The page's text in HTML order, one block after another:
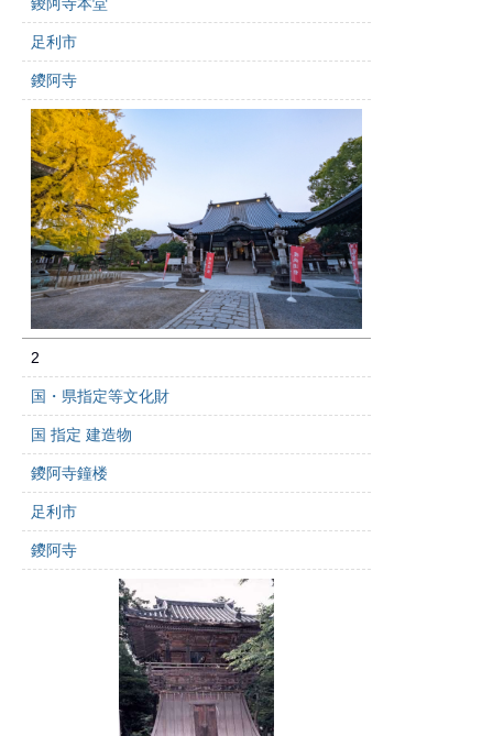
足利市
鑁阿寺
2
国・県指定等文化財
国 指定 建造物
鑁阿寺鐘楼
足利市
鑁阿寺